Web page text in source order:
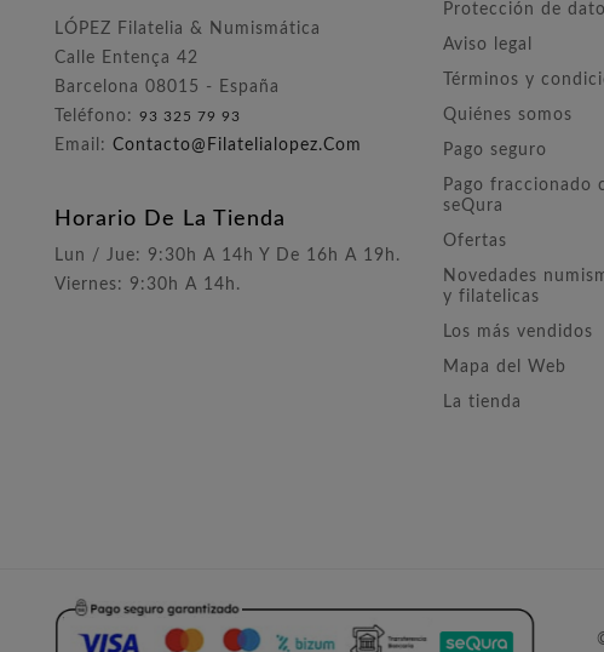
LÓPEZ Filatelia & Numismática
Calle Entença 42
Barcelona 08015 - España
Teléfono: 93 325 79 93
Email: Contacto@filatelialopez.com
Horario De La Tienda
Lun / Jue: 9:30h A 14h Y De 16h A 19h.
Viernes: 9:30h A 14h.
Protección de
Aviso legal
Términos y
Quiénes somos
Pago seguro
Pago fraccionado
seQura
Ofertas
Novedades
y filatelicas
Los más vendidos
Mapa del Web
La tienda